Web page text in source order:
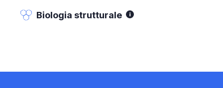
Biologia strutturale